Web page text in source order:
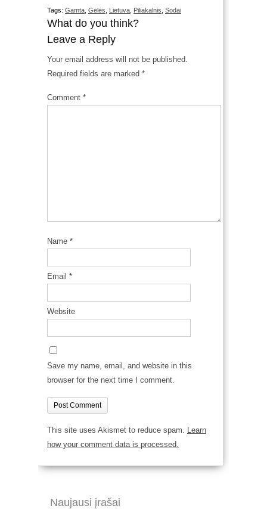
Tags: Gamta Gėlės Lietuva Piliakalnis Sodai
What do you think?
Leave a Reply
Your email address will not be published.
Required fields are marked *
Comment *
Name *
Email *
Website
Save my name, email, and website in this
browser for the next time I comment.
This site uses Akismet to reduce spam.
Learn
how your comment data is processed.
Naujausi įrašai